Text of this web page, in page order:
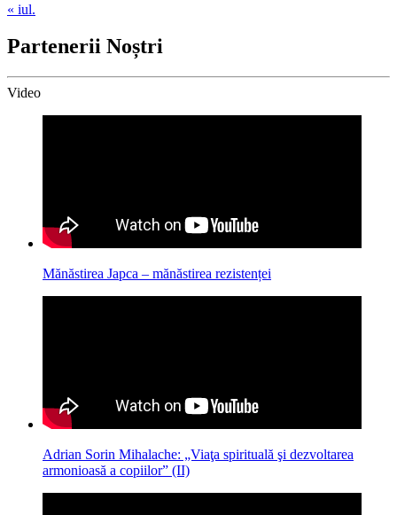
« iul.
Partenerii Noștri
Video
Mănăstirea Japca – mănăstirea rezistenței
Adrian Sorin Mihalache: „Viaţa spirituală şi dezvoltarea
armonioasă a copiilor” (II)